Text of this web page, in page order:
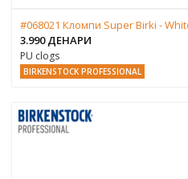
#068021 Кломпи Super Birki -
3.990 ДЕНАРИ
PU clogs
BIRKENSTOCK PROFESSIONAL